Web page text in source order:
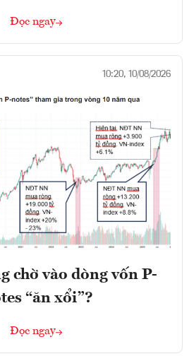
Đọc ngay
10:20, 10/08/2026
chờ vào dòng vốn P-
“ăn xổi”?
Đọc ngay